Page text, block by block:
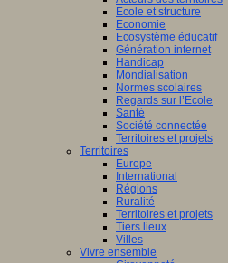
Ecole et structure
Economie
Ecosystème éducatif
Génération internet
Handicap
Mondialisation
Normes scolaires
Regards sur l’Ecole
Santé
Société connectée
Territoires et projets
Territoires
Europe
International
Régions
Ruralité
Territoires et projets
Tiers lieux
Villes
Vivre ensemble